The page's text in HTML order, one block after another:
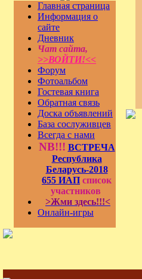
Главная страница
Информация о
сайте
Дневник
Чат сайта,
>>ВОЙТИ!<<
Форум
Фотоальбом
Гостевая книга
Обратная связь
Доска объявлений
База сослуживцев
Всегда с нами
NB!!! ВСТРЕЧА
Республика
Беларусь-2018
655 ИАП список
участников
>Жми здесь!!!<
Онлайн-игры